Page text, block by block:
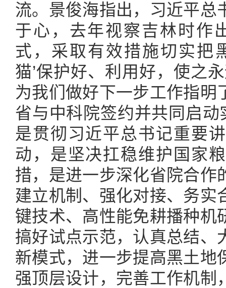
流。景俊海指出，习近平总
于心，去年视察吉林时作
式，采取有效措施切实把
猫’保护好、利用好，使之
为我们做好下一步工作指明
省与中科院签约并共同启动
是贯彻习近平总书记重要
动，是坚决扛稳维护国家
措，是进一步深化省院合作
建立机制、强化对接、务实
键技术、高性能免耕播种机
搞好试点示范，认真总结、
新模式，进一步提高黑土地
强顶层设计，完善工作机制